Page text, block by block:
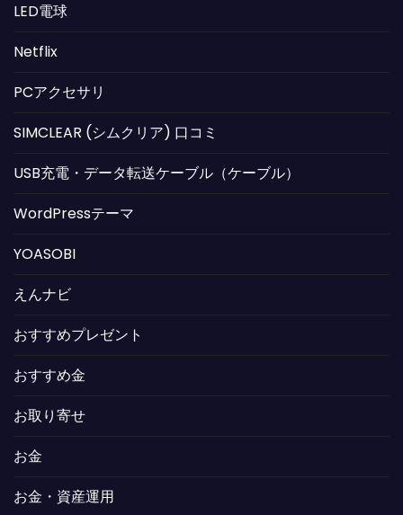
LED電球
Netflix
PCアクセサリ
SIMCLEAR (シムクリア) 口コミ
USB充電・データ転送ケーブル（ケーブル）
WordPressテーマ
YOASOBI
えんナビ
おすすめプレゼント
おすすめ金
お取り寄せ
お金
お金・資産運用